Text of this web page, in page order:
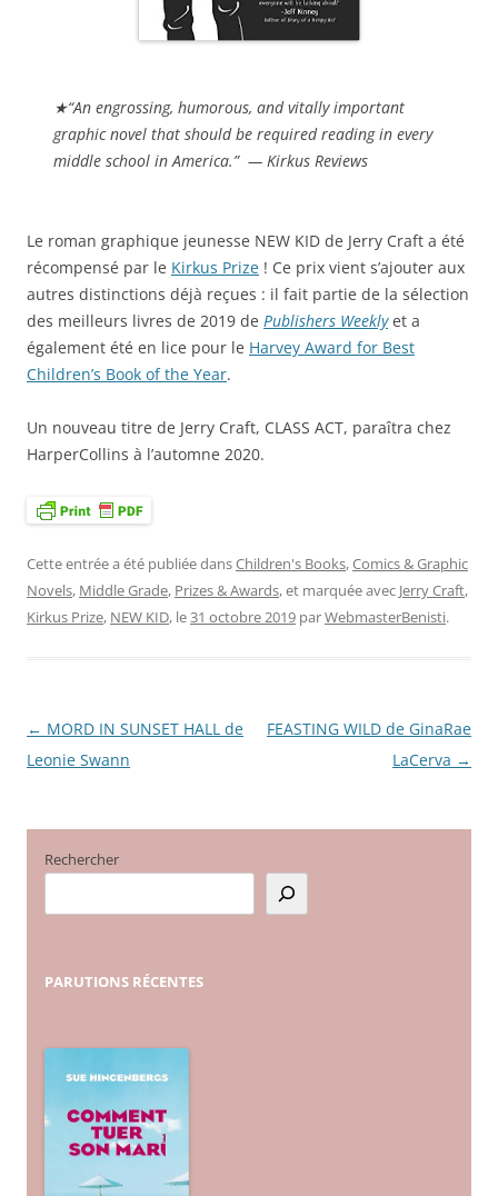
★“An engrossing, humorous, and vitally important
graphic novel that should be required reading in every
middle school in America.” — Kirkus Reviews
Le roman graphique jeunesse NEW KID de Jerry Craft a été
récompensé par le Kirkus Prize ! Ce prix vient s’ajouter aux
autres distinctions déjà reçues : il fait partie de la sélection
des meilleurs livres de 2019 de Publishers Weeklyet a
également été en lice pour le Harvey Award for Best
Children’s Book of the Year.
Un nouveau titre de Jerry Craft, CLASS ACT, paraîtra chez
HarperCollins à l’automne 2020.
Cette entrée a été publiée dansChildren's Books,Comics & Graphic
Novels, Middle Grade, Prizes & Awards, et marquée avec Jerry Craft,
Kirkus Prize, NEW KID, le31 octobre 2019 parWebmasterBenisti.
Navigation
des
← MORD IN SUNSET HALL de
Leonie Swann
FEASTING WILD de GinaRae
LaCerva →
Rechercher
PARUTIONS RÉCENTES